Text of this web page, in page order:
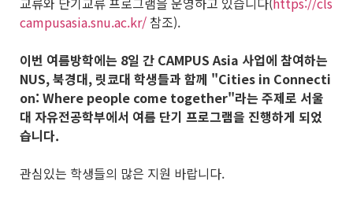
campusasia.snu.ac.kr/ 참조).
이번 여름방학에는 8일 간 CAMPUS Asia 사업에 참여하는
NUS, 북경대, 릿쿄대 학생들과 함께 "Cities in Connecti
on: Where people come together"라는 주제로 서울
대 자유전공학부에서 여름 단기 프로그램을 진행하게 되었
습니다.
관심있는 학생들의 많은 지원 바랍니다.